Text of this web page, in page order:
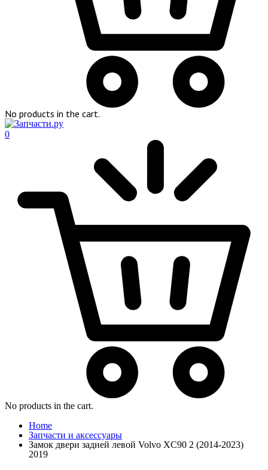
No products in the cart.
0
No products in the cart.
Home
Запчасти и аксессуары
Замок двери задней левой Volvo XC90 2 (2014-2023)
2019